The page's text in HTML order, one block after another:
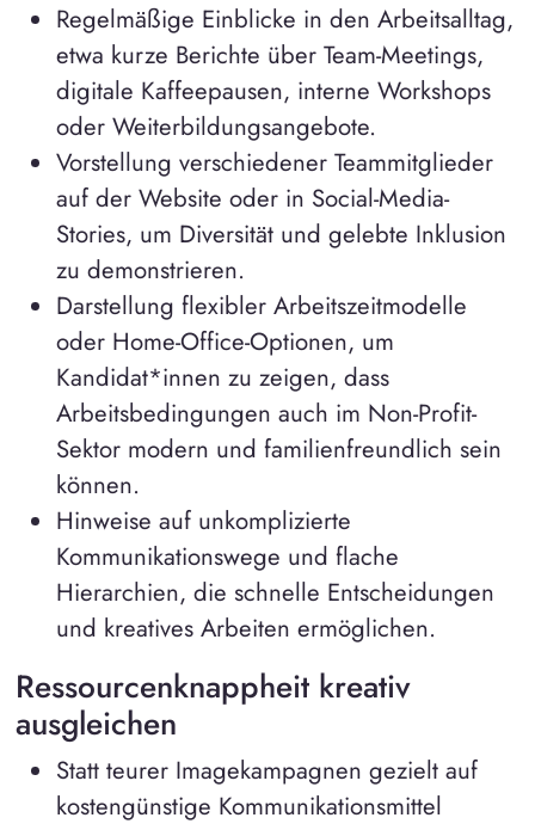
Regelmäßige Einblicke in den Arbeitsalltag,
etwa kurze Berichte über Team-Meetings,
digitale Kaffeepausen, interne Workshops
oder Weiterbildungsangebote.
Vorstellung verschiedener Teammitglieder
auf der Website oder in Social-Media-
Stories, um Diversität und gelebte Inklusion
zu demonstrieren.
Darstellung flexibler Arbeitszeitmodelle
oder Home-Office-Optionen, um
Kandidat*innen zu zeigen, dass
Arbeitsbedingungen auch im Non-Profit-
Sektor modern und familienfreundlich sein
können.
Hinweise auf unkomplizierte
Kommunikationswege und flache
Hierarchien, die schnelle Entscheidungen
und kreatives Arbeiten ermöglichen.
Ressourcenknappheit kreativ
ausgleichen
Statt teurer Imagekampagnen gezielt auf
kostengünstige Kommunikationsmittel